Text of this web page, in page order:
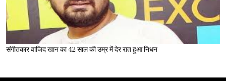
संगीतकार वाजिद खान का 42 साल की उम्र में देर रात हुआ निधन